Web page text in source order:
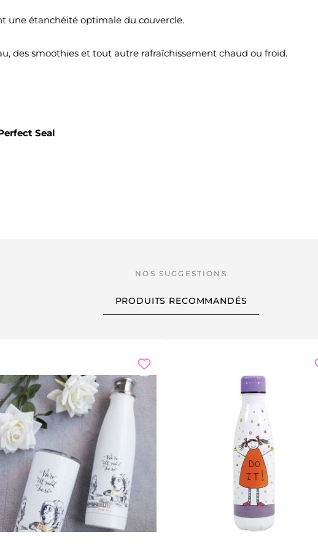
une étanchéité optimale du couvercle.
des smoothies et tout autre rafraîchissement chaud ou froid.
Seal
PRODUITS RECOMMANDÉS